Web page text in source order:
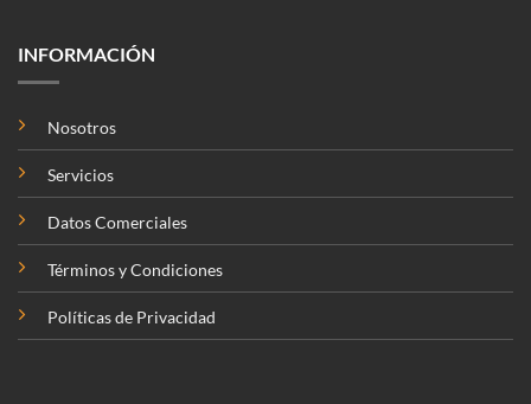
INFORMACIÓN
Nosotros
Servicios
Datos Comerciales
Términos y Condiciones
Políticas de Privacidad